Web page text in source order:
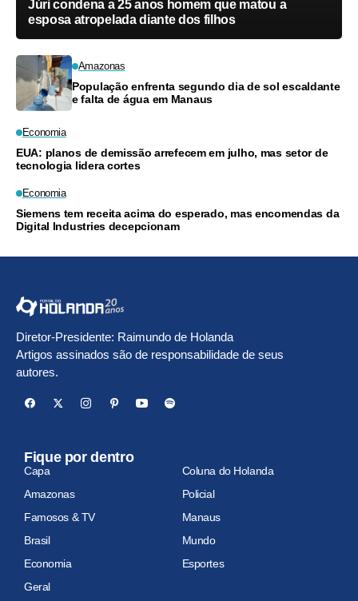
Júri condena a 25 anos homem que matou a
esposa atropelada diante dos filhos
Amazonas
População enfrenta segundo dia de sol escaldante
e falta de água em Manaus
Economia
EUA: planos de demissão arrefecem em julho, mas setor de
tecnologia lidera cortes
Economia
Siemens tem receita acima do esperado, mas encomendas da
Digital Industries decepcionam
Diretor-Presidente: Raimundo de Holanda
Artigos assinados são de responsabilidade de seus
autores.
Fique por dentro
Capa
Coluna do Holanda
Amazonas
Policial
Famosos & TV
Manaus
Brasil
Mundo
Economia
Esportes
Geral